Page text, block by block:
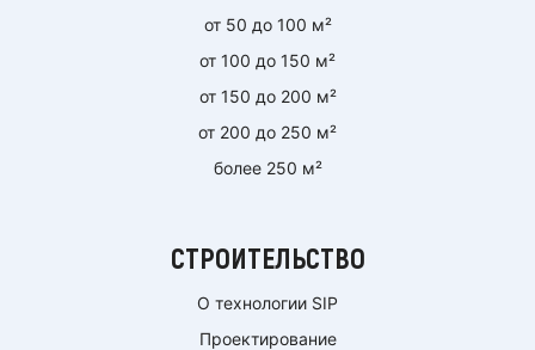
от 50 до 100 м²
от 100 до 150 м²
от 150 до 200 м²
от 200 до 250 м²
более 250 м²
СТРОИТЕЛЬСТВО
О технологии SIP
Проектирование